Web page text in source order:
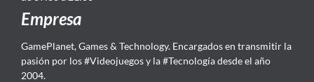
Empresa
GamePlanet, Games & Technology. Encargados en transmitir la
pasión por los #Videojuegos y la #Tecnología desde el año
2004.